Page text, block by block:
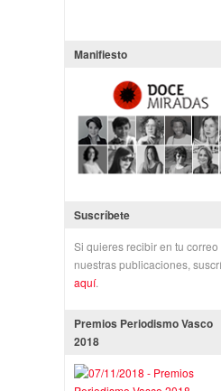
Manifiesto
Suscríbete
Si quieres recibir en tu correo
nuestras publicaciones,
aquí.
Premios Periodismo Vasco
2018